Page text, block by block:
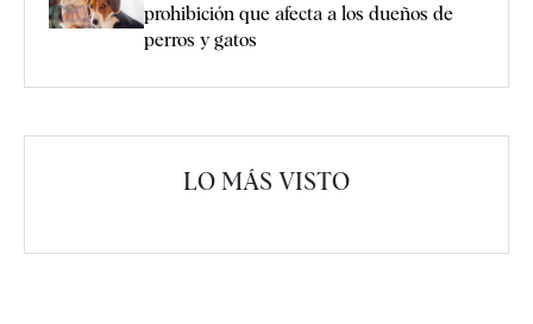
prohibición que afecta a los dueños de
perros y gatos
LO MÁS VISTO